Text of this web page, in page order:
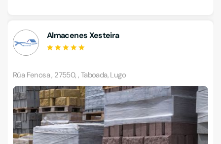
Almacenes Xesteira
Rúa Fenosa , 27550, , Taboada, Lugo